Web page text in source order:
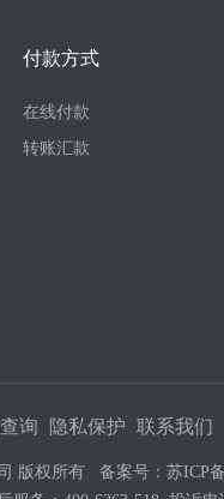
付款方式
在线付款
转账汇款
询 隐私保护 联系我们
版权所有 备案号： 苏ICP